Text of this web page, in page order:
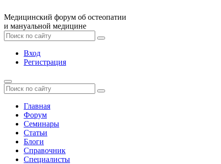
Медицинский форум об остеопатии
и мануальной медицине
Вход
Регистрация
Главная
Форум
Семинары
Статьи
Блоги
Справочник
Специалисты